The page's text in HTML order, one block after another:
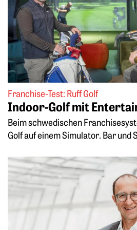
Franchise-Test: Ruff Golf
Indoor-Golf mit
Beim schwedischen
Golf auf einem Simulator. Bar und
Weiterlesen: „Franchising ist eine